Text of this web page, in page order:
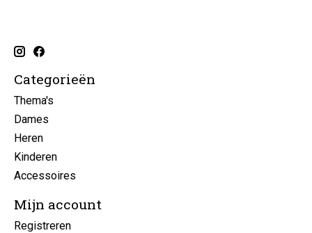
Categorieën
Thema's
Dames
Heren
Kinderen
Accessoires
Mijn account
Registreren